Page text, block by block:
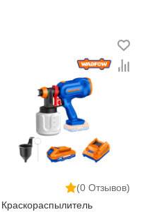
(0 Отзывов)
Краскораспылитель